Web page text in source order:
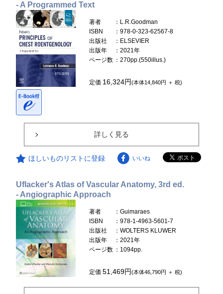
- A Programmed Text
著者
：L.R.Goodman
ISBN
：978-0-323-62567-8
出版社
：ELSEVIER
出版年
：2021年
ページ数 ：270pp.(550illus.)
定価 16,324円(本体14,840円 ＋ 税)
詳しく見る
ほしいものリストに登録 いいね
Uflacker's Atlas of Vascular Anatomy, 3rd ed.
- Angiographic Approach
著者
：Guimaraes
ISBN
：978-1-4963-5601-7
出版社
：WOLTERS KLUWER
出版年
：2021年
ページ数 ：1094pp.
定価51,469円(本体46,790円 ＋ 税)